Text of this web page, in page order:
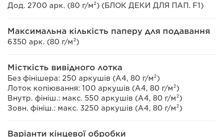
Дод. 2700 арк. (80 г/м²) (БЛОК ДЕКИ ДЛЯ ПАП. F1)
Максимальна кількість паперу для подавання
6350 арк. (80 г/м²)
Місткість вивідного лотка
Без фінішера: 250 аркушів (A4, 80 г/м²)
Лоток копіювання: 100 аркушів (A4, 80 г/м²)
Внутр. фініш.: макс. 550 аркушів (A4, 80 г/м²)
Зовн. фініш.: макс. 3250 аркушів (A4, 80 г/м²)
Варіанти кінцевої обробки